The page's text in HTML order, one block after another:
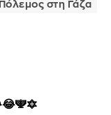
Πόλεμος στη Γάζα